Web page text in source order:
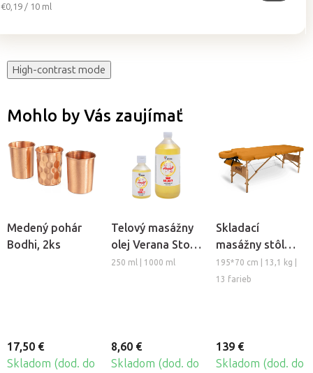
Jednotková
€0,19 / 10 ml
High-contrast mode
Mohlo by Vás zaujímať
Medený pohár
Bodhi, 2ks
17,50 €
Skladom (dod. do
Telový masážny
olej Verana Stop
Celulitíde
250 ml | 1000 ml
8,60 €
Skladom (dod. do
Skladací
masážny stôl
TANDEM Basic-2
195*70 cm | 13,1 kg |
13 farieb
139 €
Skladom (dod. do